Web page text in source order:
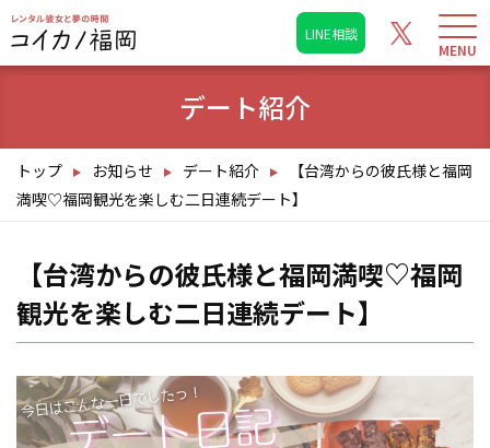
LINE相談
デート紹介
トップ お知らせ デート紹介
【台湾からの彼氏様と福岡
満喫♡福岡観光を楽しむ二日連続デート】
【台湾からの彼氏様と福岡満喫♡福岡
観光を楽しむ二日連続デート】